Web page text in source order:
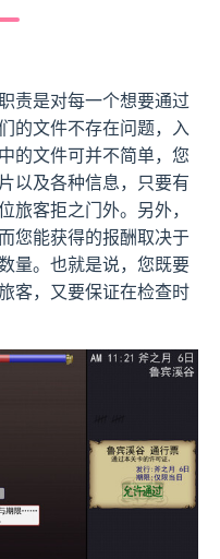
责是对每一个想要通过
的文件不存在问题，入
的文件可并不简单，您
以及各种信息，只要有
旅客拒之门外。另外，
您能获得的报酬取决于
量。也就是说，您既要
客，又要保证在检查时